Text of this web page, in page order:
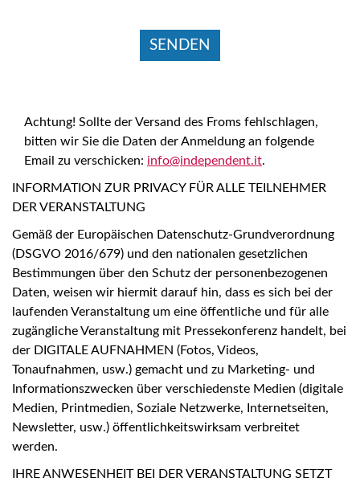
Achtung! Sollte der Versand des Froms fehlschlagen,
bitten wir Sie die Daten der Anmeldung an folgende
Email zu verschicken: info@independent.it.
INFORMATION ZUR PRIVACY FÜR ALLE TEILNEHMER
DER VERANSTALTUNG
Gemäß der Europäischen Datenschutz-Grundverordnung
(DSGVO 2016/679) und den nationalen gesetzlichen
Bestimmungen über den Schutz der personenbezogenen
Daten, weisen wir hiermit darauf hin, dass es sich bei der
laufenden Veranstaltung um eine öffentliche und für alle
zugängliche Veranstaltung mit Pressekonferenz handelt, bei
der DIGITALE AUFNAHMEN (Fotos, Videos,
Tonaufnahmen, usw.) gemacht und zu Marketing- und
Informationszwecken über verschiedenste Medien (digitale
Medien, Printmedien, Soziale Netzwerke, Internetseiten,
Newsletter, usw.) öffentlichkeitswirksam verbreitet
werden.
IHRE ANWESENHEIT BEI DER VERANSTALTUNG SETZT